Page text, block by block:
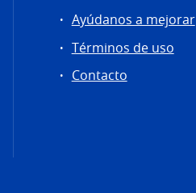
Ayúdanos a mejorar
Términos de uso
Contacto